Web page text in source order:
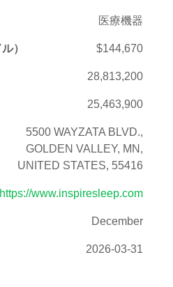
医療機器
） $144,670
28,813,200
25,463,900
5500 WAYZATA BLVD.,
GOLDEN VALLEY, MN,
UNITED STATES, 55416
https://www.inspiresleep.com
December
2026-03-31